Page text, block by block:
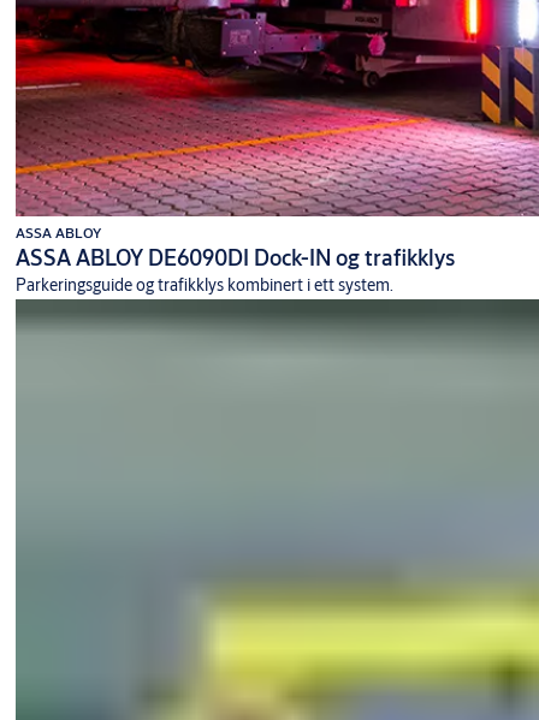
ASSA ABLOY
ASSA ABLOY DE6090DI Dock-IN og trafikklys
Parkeringsguide og trafikklys kombinert i ett system.